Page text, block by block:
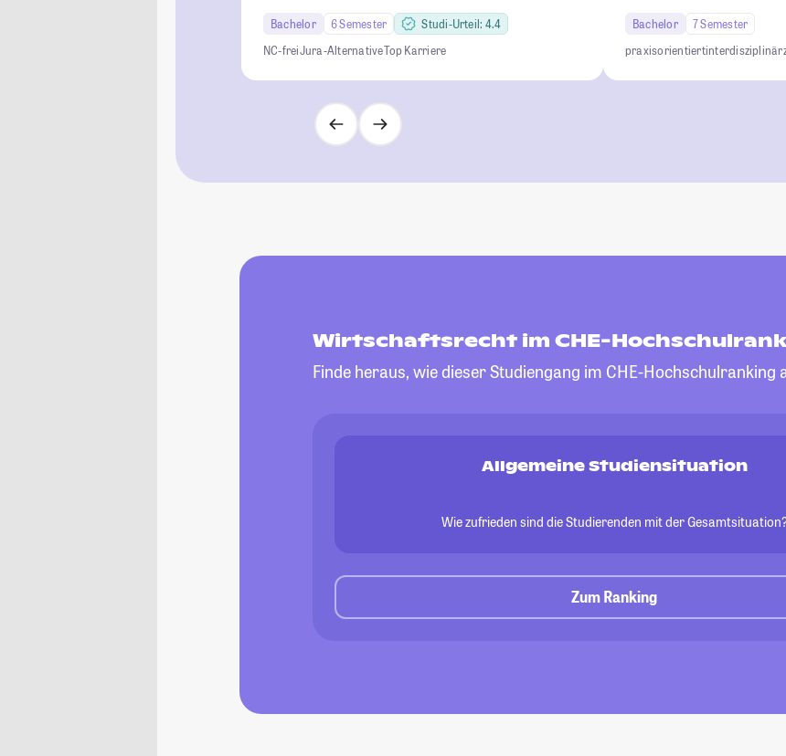
Bachelor 6 Semester
Studi-Urteil: 4.4
NC-freiJura-AlternativeTop Karriere
Bachelor
7 Semester
praxisorientiertinterdisziplinär
Wirtschaftsrecht im CHE-
Finde heraus, wie dieser Studiengang im CHE-Hochschulranking
Allgemeine Studiensituation
Wie zufrieden sind die Studierenden mit der
Zum Ranking